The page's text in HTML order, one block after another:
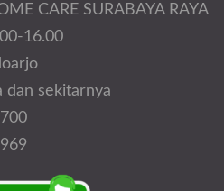
CARE SURABAYA RAYA
16.00
dan sekitarnya